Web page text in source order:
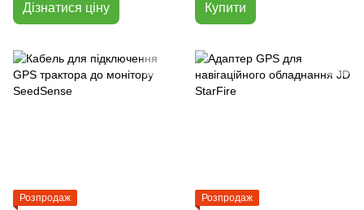
Дізнатися ціну Купити
Розпродаж Розпродаж